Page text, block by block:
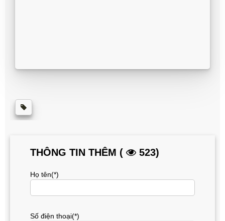
THÔNG TIN THÊM ( 523)
Họ tên(*)
Số điện thoại(*)